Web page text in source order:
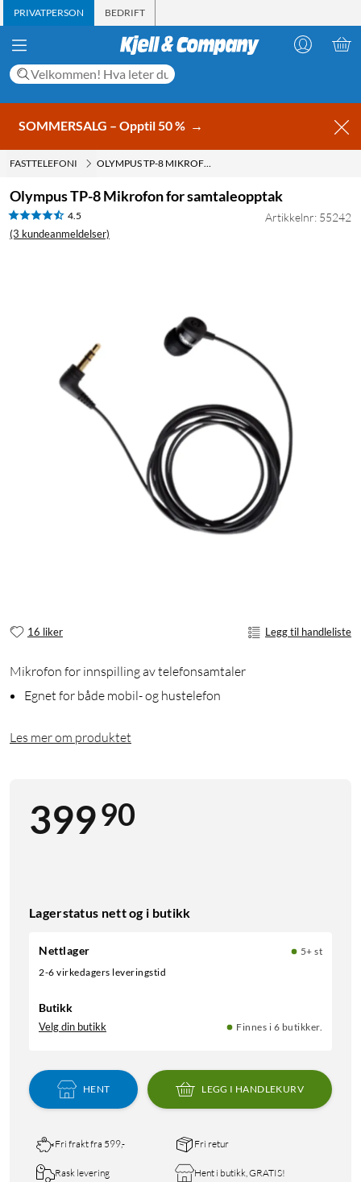
PRIVATPERSON BEDRIFT
SOMMERSALG – Opptil 50 % →
FASTTELEFONI OLYMPUS TP-8 MIKROFON FOR SAMTALEOPPTAK
Olympus TP-8 Mikrofon for samtaleopptak
4.5
(3 kundeanmeldelser)
Artikkelnr: 55242
16 liker Legg til handleliste
Mikrofon for innspilling av telefonsamtaler
Egnet for både mobil- og hustelefon
Les mer om produktet
39990
Lagerstatus nett og i butikk
Nettlager
5+ st
2-6 virkedagers leveringstid
Butikk
Velg din butikk Finnes i 6 butikker.
HENT LEGG I HANDLEKURV
Fri frakt fra 599,- Fri retur
Rask levering Hent i butikk, GRATIS!